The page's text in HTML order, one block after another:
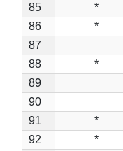
85
*
86
*
87
88
*
89
90
91
*
92
*